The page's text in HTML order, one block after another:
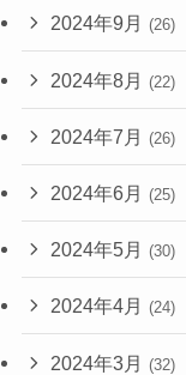
2024年9月 (26)
2024年8月 (22)
2024年7月 (26)
2024年6月 (25)
2024年5月 (30)
2024年4月 (24)
2024年3月 (32)